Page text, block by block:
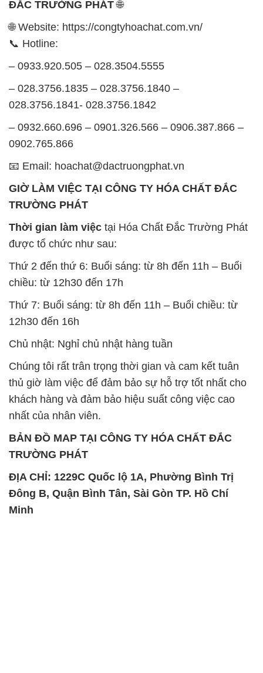
028.3756.1841- 028.3756.1842
0902.765.866
📧 Email: hoachat@dactruongphat.vn
TRƯỜNG PHÁT
được tổ chức như sau:
Thứ 2 đến thứ 6: Buổi sáng: từ 8h đến 11h – Buổi
chiều: từ 12h30 đến 17h
Thứ 7: Buổi sáng: từ 8h đến 11h – Buổi chiều: từ
12h30 đến 16h
Chủ nhật: Nghỉ chủ nhật hàng tuần
thủ giờ làm việc để đảm bảo sự hỗ trợ tốt nhất cho
khách hàng và đảm bảo hiệu suất công việc cao
nhất của nhân viên.
BẢN ĐỒ MAP TẠI CÔNG TY HÓA CHẤT ĐẮC
TRƯỜNG PHÁT
ĐỊA CHỈ: 1229C Quốc lộ 1A, Phường Bình Trị
Đông B, Quận Bình Tân, Sài Gòn TP. Hồ Chí
Minh